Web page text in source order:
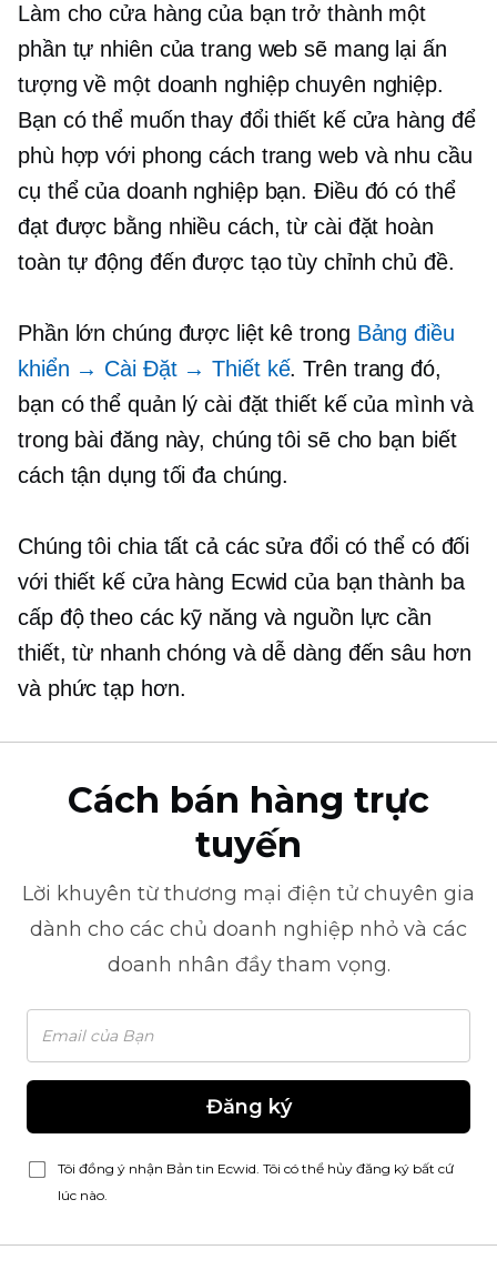
Làm cho cửa hàng của bạn trở thành một
phần tự nhiên của trang web sẽ mang lại ấn
tượng về một doanh nghiệp chuyên nghiệp.
Bạn có thể muốn thay đổi thiết kế cửa hàng để
phù hợp với phong cách trang web và nhu cầu
cụ thể của doanh nghiệp bạn. Điều đó có thể
đạt được bằng nhiều cách, từ cài đặt hoàn
toàn tự động đếnđược tạo tùy chỉnh chủ đề.
Phần lớn chúng được liệt kê trong Bảng điều
khiển → Cài Đặt → Thiết kế. Trên trang đó,
bạn có thể quản lý cài đặt thiết kế của mình và
trong bài đăng này, chúng tôi sẽ cho bạn biết
cách tận dụng tối đa chúng.
Chúng tôi chia tất cả các sửa đổi có thể có đối
với thiết kế cửa hàng Ecwid của bạn thành ba
cấp độ theo các kỹ năng và nguồn lực cần
thiết, từ nhanh chóng và dễ dàng đến sâu hơn
và phức tạp hơn.
Cách bán hàng trực
tuyến
Lời khuyên từ thương mại điện tử chuyên gia
dành cho các chủ doanh nghiệp nhỏ và các
doanh nhân đầy tham vọng.
Đăng ký
Tôi đồng ý nhận Bản tin Ecwid. Tôi có thể hủy đăng ký bất cứ
lúc nào.